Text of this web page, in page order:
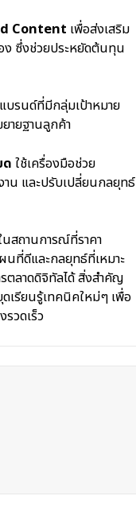
Content เพื่อส่งเสริม
ซึ่งช่วยประหยัดต้นทุน
บรนด์ที่มีกลุ่มเป้าหมาย
ายฐานลูกค้า
ด ใช้เครื่องมือช่วย
าน และปรับเปลี่ยนกลยุทธ์
สถานการณ์ที่ราคา
นที่ดีและกลยุทธ์ที่เหมาะ
ตลาดดิจิทัลได้ สิ่งสำคัญ
เรียนรู้เทคนิคใหม่ๆ เพื่อ
วดเร็ว